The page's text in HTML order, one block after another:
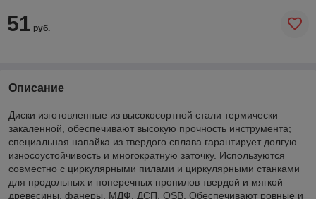
51 руб.
Описание
Диски изготовленные из высокосортной стали термически
закаленной, обеспечивают высокую прочность инструмента;
специальная напайка из твердого сплава гарантирует долгую
износоустойчивость и многократную заточку. Используются
совместно с циркулярными пилами и циркулярными станками
для продольных и поперечных пропилов твердой и мягкой
древесины, фанеры, МДФ, ДСП, OSB. Обеспечивают ровные и